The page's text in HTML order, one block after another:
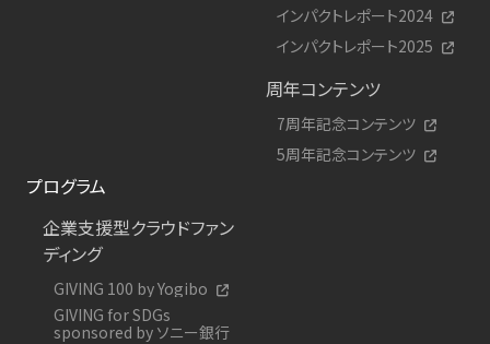
インパクトレポート2024
インパクトレポート2025
周年コンテンツ
7周年記念コンテンツ
5周年記念コンテンツ
プログラム
企業支援型クラウドファン
ディング
GIVING 100 by Yogibo
GIVING for SDGs
sponsored by ソニー銀行